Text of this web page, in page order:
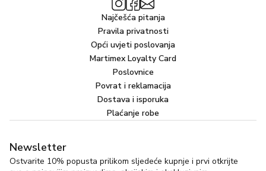
Najčešća pitanja
Pravila privatnosti
Opći uvjeti poslovanja
Martimex Loyalty Card
Poslovnice
Povrat i reklamacija
Dostava i isporuka
Plaćanje robe
Newsletter
Ostvarite 10% popusta prilikom sljedeće kupnje i prvi otkrijte